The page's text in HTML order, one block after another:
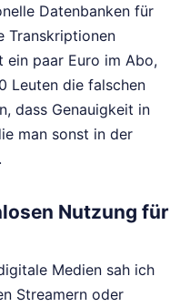
Datenbanken für
Transkriptionen
paar Euro im Abo,
Leuten die falschen
dass Genauigkeit in
man sonst in der
Nutzung für
Medien sah ich
Streamern oder